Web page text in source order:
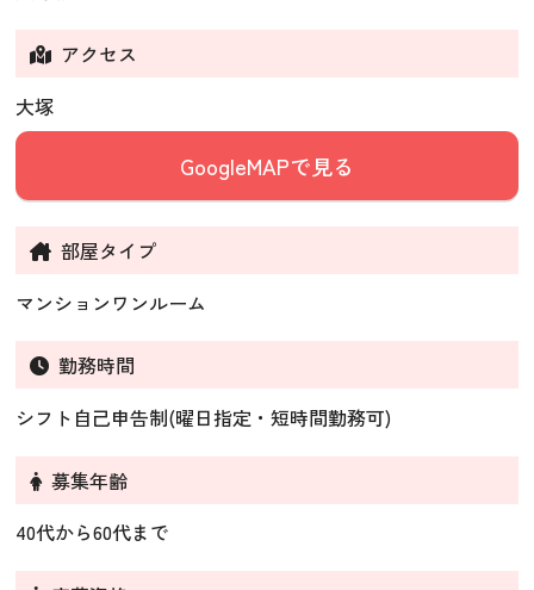
アクセス
大塚
GoogleMAPで見る
部屋タイプ
マンションワンルーム
勤務時間
シフト自己申告制(曜日指定・短時間勤務可)
募集年齢
40代から60代まで